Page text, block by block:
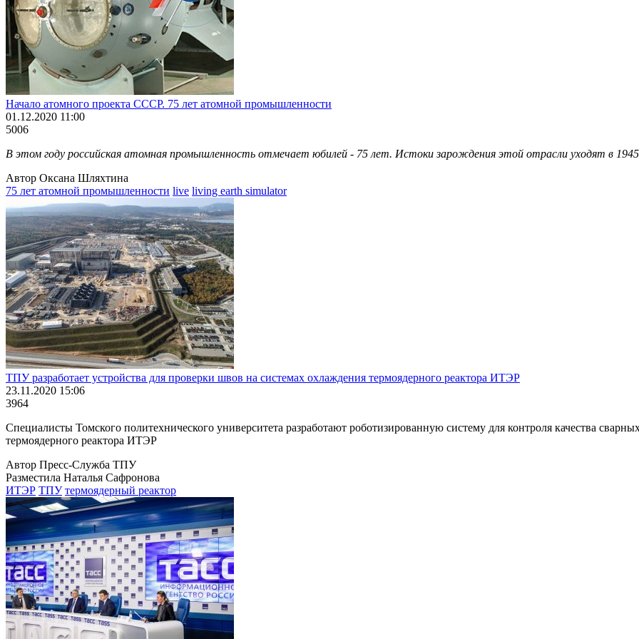
Начало атомного проекта СССР. 75 лет атомной промышленности
01.12.2020 11:00
5006
В этом году российская атомная промышленность отмечает юбилей - 75 лет. Истоки зарождения этой отрасли уходят в
Автор Оксана Шляхтина
75 лет атомной промышленности live living earth simulator
ТПУ разработает устройства для проверки швов на системах охлаждения термоядерного реактора ИТЭР
23.11.2020 15:06
3964
Специалисты Томского политехнического университета разработают роботизированную систему для контроля качества
термоядерного реактора ИТЭР
Автор Пресс-Служба ТПУ
Разместила Наталья Сафронова
ИТЭР ТПУ термоядерный реактор